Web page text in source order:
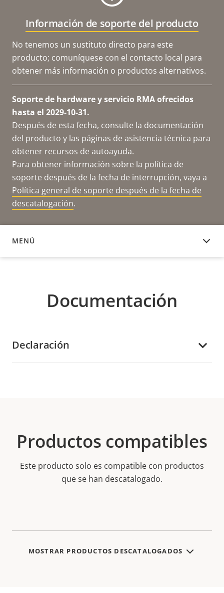
Información de soporte del producto
No tenemos un sustituto directo para este
producto; comuníquese con el contacto local para
obtener más información o productos alternativos.
Soporte de hardware y servicio RMA ofrecidos
hasta el 2029-10-31.
Después de esta fecha, consulte la documentación
del producto y las páginas de asistencia técnica para
obtener recursos de autoayuda.
Para obtener información sobre la política de
soporte después de la fecha de interrupción, vaya a
Política general de soporte después de la fecha de
descatalogación.
MENÚ
DOCUMENTACIÓN
Documentación
Declaración
Productos compatibles
Este producto solo es compatible con productos
que se han descatalogado.
MOSTRAR PRODUCTOS DESCATALOGADOS